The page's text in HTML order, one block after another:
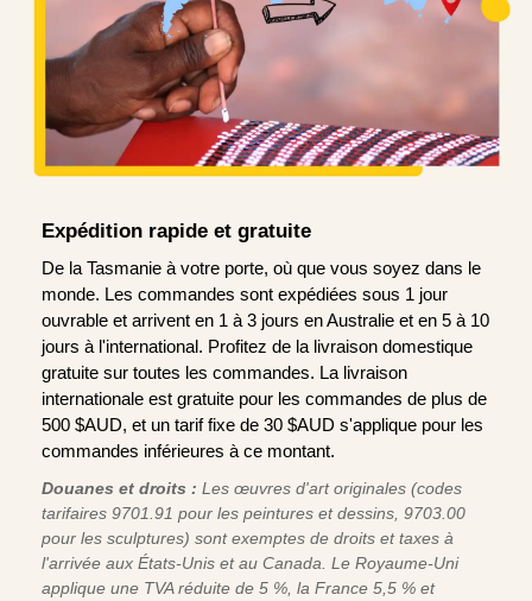
Expédition rapide et gratuite
De la Tasmanie à votre porte, où que vous soyez dans le
monde. Les commandes sont expédiées sous 1 jour
ouvrable et arrivent en 1 à 3 jours en Australie et en 5 à 10
jours à l'international. Profitez de la livraison domestique
gratuite sur toutes les commandes. La livraison
internationale est gratuite pour les commandes de plus de
500 $AUD, et un tarif fixe de 30 $AUD s'applique pour les
commandes inférieures à ce montant.
Douanes et droits : Les œuvres d'art originales (codes
tarifaires 9701.91 pour les peintures et dessins, 9703.00
pour les sculptures) sont exemptes de droits et taxes à
l'arrivée aux États-Unis et au Canada. Le Royaume-Uni
applique une TVA réduite de 5 %, la France 5,5 % et